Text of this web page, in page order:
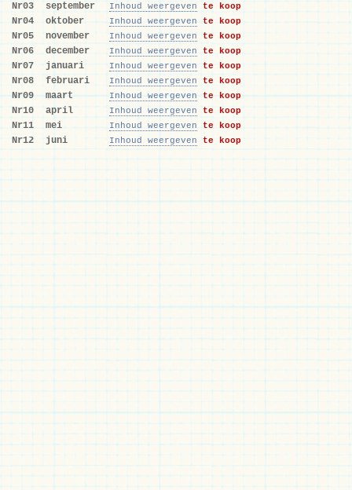
Nr03 september Inhoud weergeven te koop
Nr04 oktober Inhoud weergeven te koop
Nr05 november Inhoud weergeven te koop
Nr06 december Inhoud weergeven te koop
Nr07 januari Inhoud weergeven te koop
Nr08 februari Inhoud weergeven te koop
Nr09 maart Inhoud weergeven te koop
Nr10 april Inhoud weergeven te koop
Nr11 mei Inhoud weergeven te koop
Nr12 juni Inhoud weergeven te koop